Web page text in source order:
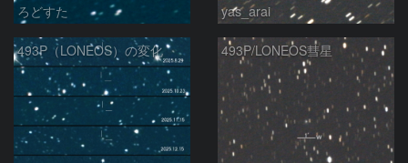
ろどすた yas_arai
493P（LONEOS）の変化 493P/LONEOS彗星